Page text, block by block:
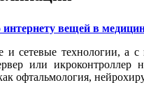
интернету вещей в
и сетевые технологии, а с
или икроконтроллер
офтальмология,